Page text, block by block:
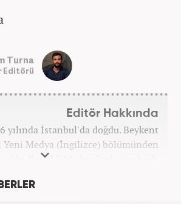
Turna
Editörü
Editör Hakkında
yılında İstanbul'da doğdu. Beykent
Medya (İngilizce) bölümünden
oldu. Kanal 7 Medya Grubu'na bağlı